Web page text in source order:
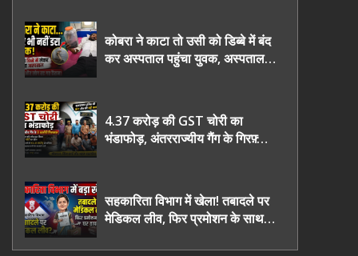
कोबरा ने काटा तो उसी को डिब्बे में बंद
कर अस्पताल पहुंचा युवक, अस्पताल में
4.37 करोड़ की GST चोरी का
भंडाफोड़, अंतरराज्यीय गैंग के गिरफ़्तार
सहकारिता विभाग में खेला! तबादले पर
मेडिकल लीव, फिर प्रमोशन के साथ